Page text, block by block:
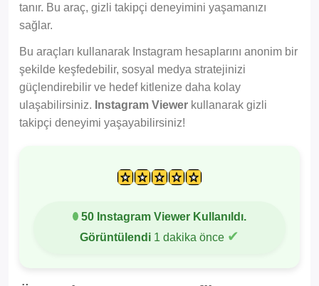
tanır. Bu araç, gizli takipçi deneyimini yaşamanızı
sağlar.
Bu araçları kullanarak Instagram hesaplarını anonim bir
şekilde keşfedebilir, sosyal medya stratejinizi
güçlendirebilir ve hedef kitlenize daha kolay
ulaşabilirsiniz. Instagram Viewer kullanarak gizli
takipçi deneyimi yaşayabilirsiniz!
50 Instagram Viewer Kullanıldı.
Görüntülendi 1 dakika önce ✔